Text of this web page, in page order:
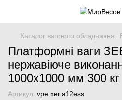
Каталог вагового обладнання
Платформні ваги
нержавіюче
1000x1000 мм 300 кг
Артикул: vpe.ner.a12ess